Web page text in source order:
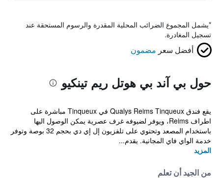
*يشمل المجموع الضرائب المحلية المقدرة والرسوم المستحقة عند
تسجيل المغادرة.
أفضل سعر مضمون
حول بي آند بي هوتل ريم تينكيو
يقع فندق Qualys Reims Tinqueux في Tinqueux مباشرة على
اطراف Reims، ويوفر لضيوفه غرف عصرية يمكن الوصول اليها
باستخدام المصعد وتحتوي على تلفزيون إل إي دي بحجم 32 بوصة وتوفر
خدمة الواي فاي المجانية. يقدم...
المزيد
من الجيد أن تعلم